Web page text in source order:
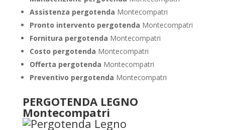
Assistenza pergotenda Montecompatri
Pronto intervento pergotenda Montecompatri
Fornitura pergotenda Montecompatri
Costo pergotenda Montecompatri
Offerta pergotenda Montecompatri
Preventivo pergotenda Montecompatri
PERGOTENDA LEGNO
Montecompatri